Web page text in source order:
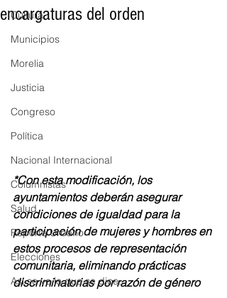
Cultura
Municipios
Morelia
Justicia
Congreso
Política
Nacional Internacional
Columnistas
Salud
Reporte Urbano
Elecciones
Así se ve lo que se dice...
encargaturas del orden
*Con esta modificación, los
ayuntamientos deberán asegurar
condiciones de igualdad para la
participación de mujeres y hombres en
estos procesos de representación
comunitaria, eliminando prácticas
discriminatorias por razón de género